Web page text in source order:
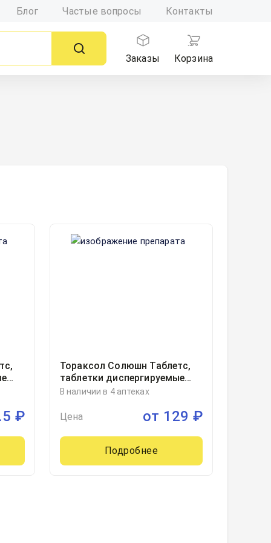
Блог Частые вопросы Контакты
Заказы
Корзина
₽
Тораксол Солюшн Таблетс,
таблетки диспергируемые
30миллиграмм блистер, 10
В наличии в 4 аптеках
Цена от 129 ₽
Подробнее